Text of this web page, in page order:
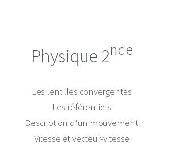
Physique 2nde
Les lentilles convergentes
Les référentiels
Description d'un mouvement
Vitesse et vecteur-vitesse